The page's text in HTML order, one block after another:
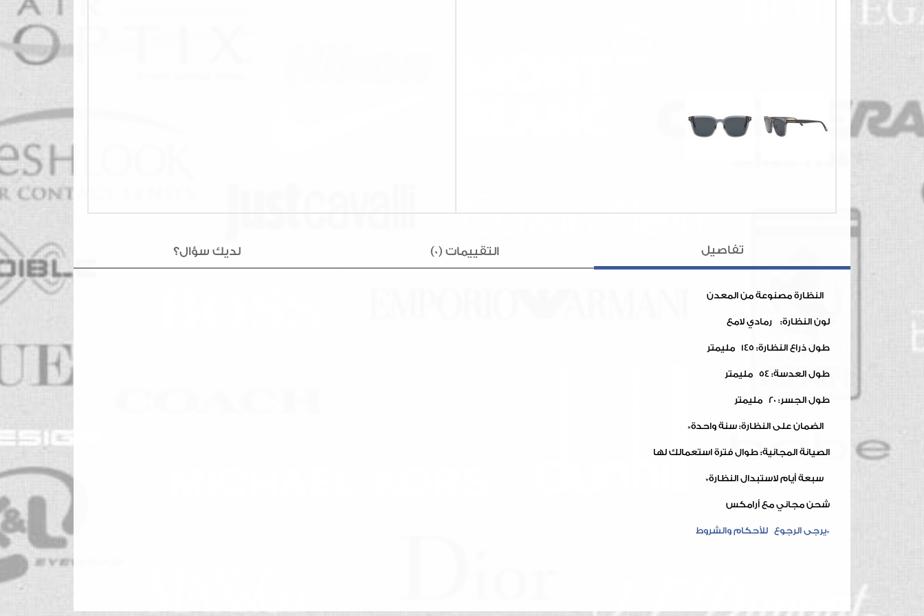
تفاصيل التقييمات (0) لديك سؤال؟
النظارة مصنوعة من المعدن
لون النظارة: رمادي لامع
طول ذراع النظارة: 145 مليمتر
طول العدسة: 54 مليمتر
طول الجسر: 20 مليمتر
الضمان على النظارة: سنة واحدة*
الصيانة المجانية: طوال فترة استعمالك لها
سبعة أيام لاستبدال النظارة*
شحن مجاني مع أرامكس
*يرجى الرجوع للأحكام والشروط